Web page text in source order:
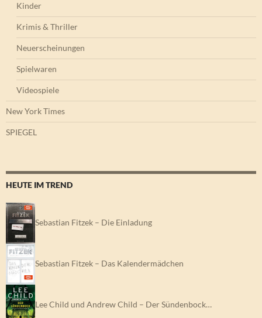
Kinder
Krimis & Thriller
Neuerscheinungen
Spielwaren
Videospiele
New York Times
SPIEGEL
HEUTE IM TREND
Sebastian Fitzek – Die Einladung
Sebastian Fitzek – Das Kalendermädchen
Lee Child und Andrew Child – Der Sündenbock…